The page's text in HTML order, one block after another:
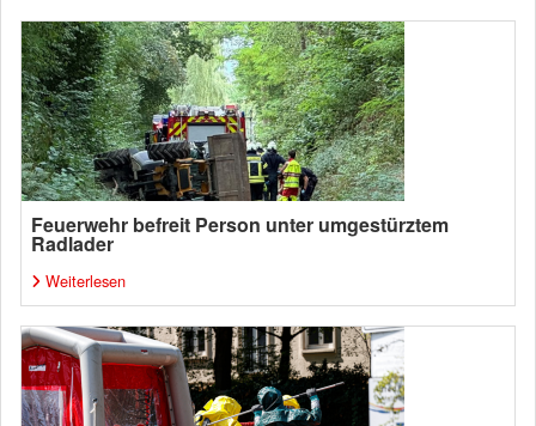
Feuerwehr befreit Person unter umgestürztem
Radlader
Weiterlesen